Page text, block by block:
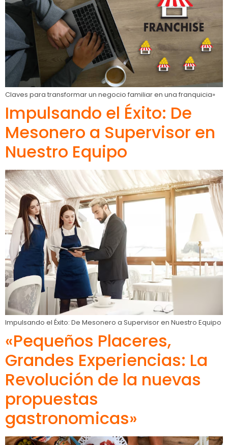
Claves para transformar un negocio familiar en una franquicia»
Impulsando el Éxito: De
Mesonero a Supervisor en
Nuestro Equipo
Impulsando el Éxito: De Mesonero a Supervisor en Nuestro Equipo
«Pequeños Placeres,
Grandes Experiencias: La
Revolución de la nuevas
propuestas
gastronomicas»